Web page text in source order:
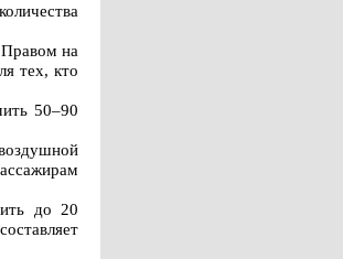
Правом на
тех, кто
50–90
до 20